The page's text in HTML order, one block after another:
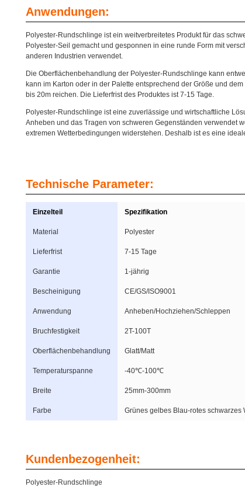
Anwendungen:
Polyester-Rundschlinge ist ein weitverbreitetes Produkt für das
Polyester-Seil gemacht und gesponnen in eine runde Form mit
anderen Industrien verwendet.
Die Oberflächenbehandlung der Polyester-Rundschlinge kann
kann im Karton oder in der Palette entsprechend der Größe und
bis 20m reichen. Die Lieferfrist des Produktes ist 7-15 Tage.
Polyester-Rundschlinge ist eine zuverlässige und wirtschaftliche
Anheben und das Tragen von schweren Gegenständen verwendet
extremen Wetterbedingungen widerstehen. Deshalb ist es eine
Technische Parameter:
Einzelteil Spezifikation
Material Polyester
Lieferfrist 7-15 Tage
Garantie 1-jährig
Bescheinigung CE/GS/ISO9001
Anwendung Anheben/Hochziehen/Schleppen
Bruchfestigkeit 2T-100T
Oberflächenbehandlung Glatt/Matt
Temperaturspanne -40℃-100℃
Breite 25mm-300mm
Farbe Grünes gelbes Blau-rotes schwarzes
Kundenbezogenheit:
Polyester-Rundschlinge